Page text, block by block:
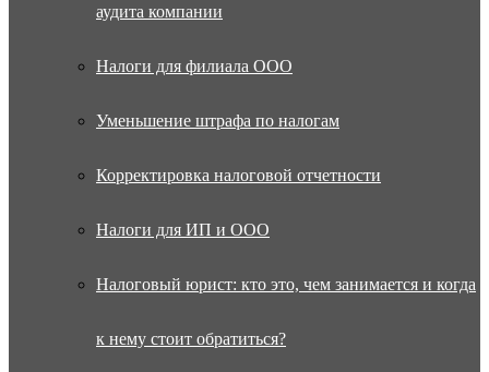
аудита компании
Налоги для филиала ООО
Уменьшение штрафа по налогам
Корректировка налоговой отчетности
Налоги для ИП и ООО
Налоговый юрист: кто это, чем занимается и когда
к нему стоит обратиться?